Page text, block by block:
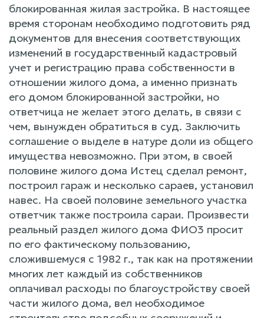
блокированная жилая застройка. В настоящее
время сторонам необходимо подготовить ряд
документов для внесения соответствующих
изменений в государственный кадастровый
учет и регистрацию права собственности в
отношении жилого дома, а именно признать
его домом блокированной застройки, но
ответчица не желает этого делать, в связи с
чем, вынужден обратиться в суд. Заключить
соглашение о выделе в натуре доли из общего
имущества невозможно. При этом, в своей
половине жилого дома Истец сделал ремонт,
построил гараж и несколько сараев, установил
навес. На своей половине земельного участка
ответчик также построила сараи. Произвести
реальный раздел жилого дома ФИО3 просит
по его фактическому пользованию,
сложившемуся с 1982 г., так как на протяжении
многих лет каждый из собственников
оплачивал расходы по благоустройству своей
части жилого дома, вел необходимое